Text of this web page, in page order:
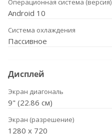
Операционная система (версия)
Android 10
Система охлаждения
Пассивное
Дисплей
Экран диагональ
9" (22.86 см)
Экран (разрешение)
1280 х 720